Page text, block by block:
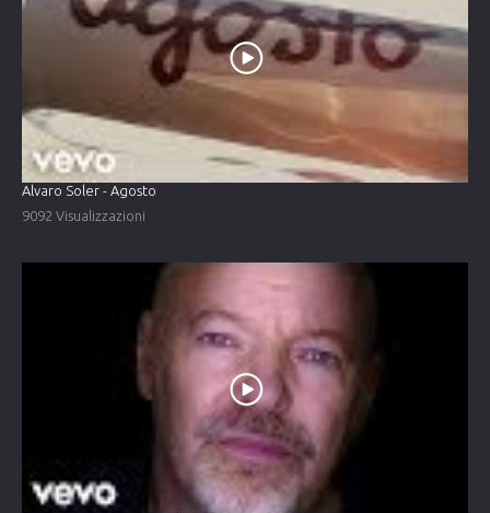
Alvaro Soler - Agosto
9092 Visualizzazioni